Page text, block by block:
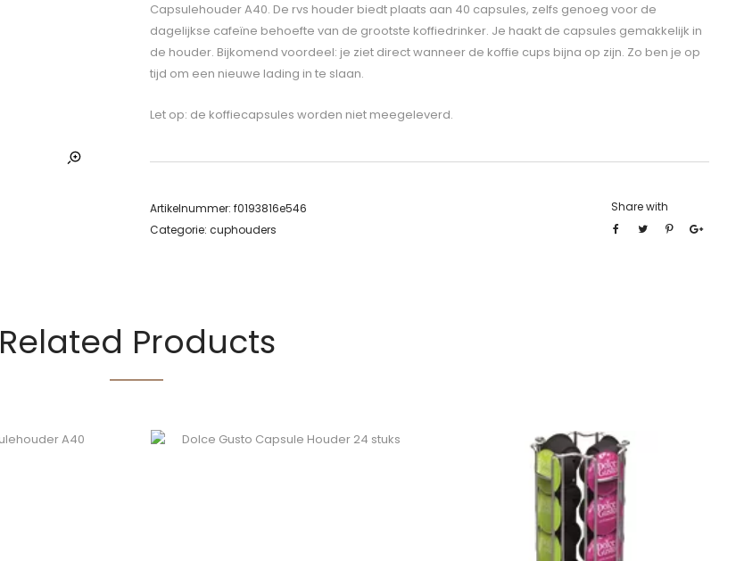
Capsulehouder A40. De rvs houder biedt plaats aan 40 capsules, zelfs genoeg voor de
dagelijkse cafeïne behoefte van de grootste koffiedrinker. Je haakt de capsules gemakkelijk in
de houder. Bijkomend voordeel: je ziet direct wanneer de koffie cups bijna op zijn. Zo ben je op
tijd om een nieuwe lading in te slaan.
Let op: de koffiecapsules worden niet meegeleverd.
Artikelnummer: f0193816e546
Categorie: cuphouders
Share with
Related Products